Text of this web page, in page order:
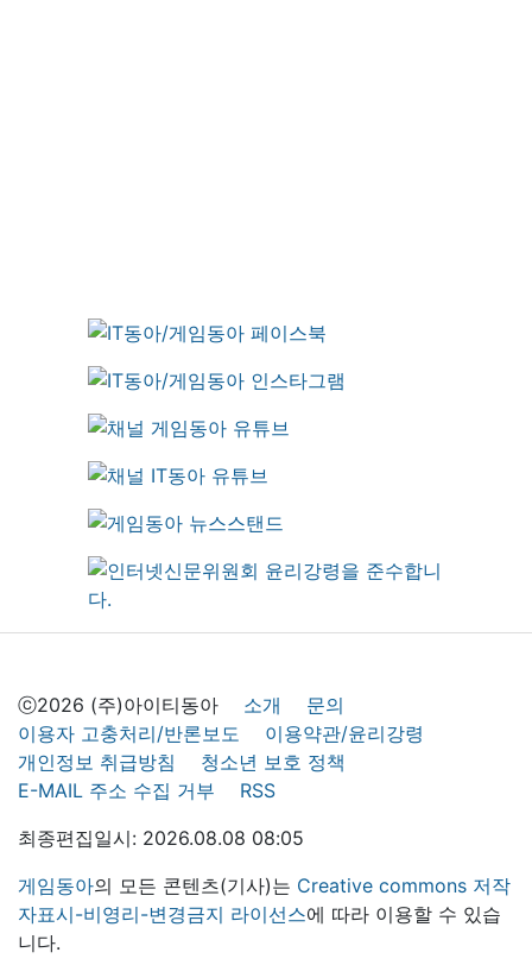
ⓒ2026 (주)아이티동아 소개
문의
이용자 고충처리/반론보도
이용약관/윤리강령
개인정보 취급방침
청소년 보호 정책
E-MAIL 주소 수집 거부
RSS
최종편집일시: 2026.08.08 08:05
게임동아의 모든 콘텐츠(기사)는 Creative commons 저작
자표시-비영리-변경금지 라이선스에 따라 이용할 수 있습
니다.